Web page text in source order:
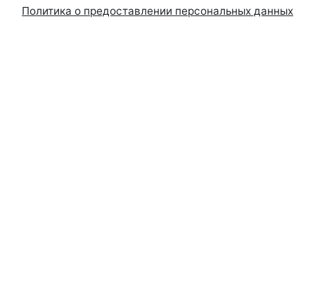
Политика о предоставлении персональных данных